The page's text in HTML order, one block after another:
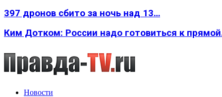
397 дронов сбито за ночь над 13…
Ким Дотком: России надо готовиться к
Новости